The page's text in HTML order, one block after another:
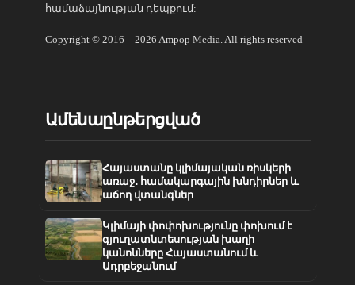
համաձայնության դեպքում:
Copyright © 2016 – 2026 Ampop Media. All rights reserved
Ամենաընթերցված
Հայաստանը կլիմայական ռիսկերի
առաջ․ համակարգային խնդիրներ և
աճող վտանգներ
Կլիմայի փոփոխությունը փոխում է
գյուղատնտեսության խաղի
կանոնները Հայաստանում և
Ադրբեջանում